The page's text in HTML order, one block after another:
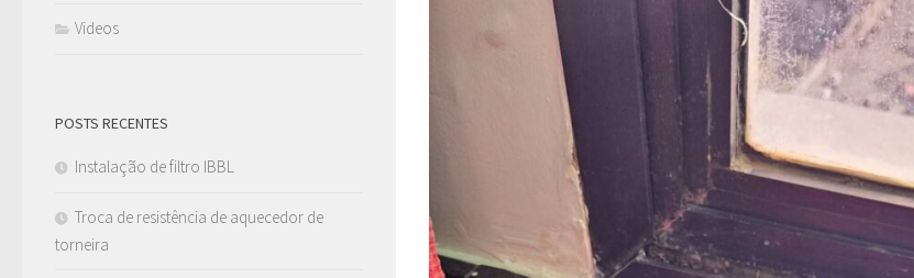
Videos
POSTS RECENTES
Instalação de filtro IBBL
Troca de resistência de aquecedor de
torneira